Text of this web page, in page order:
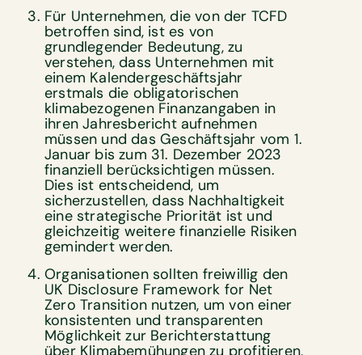
Für Unternehmen, die von der TCFD
betroffen sind, ist es von
grundlegender Bedeutung, zu
verstehen, dass Unternehmen mit
einem Kalendergeschäftsjahr
erstmals die obligatorischen
klimabezogenen Finanzangaben in
ihren Jahresbericht aufnehmen
müssen und das Geschäftsjahr vom 1.
Januar bis zum 31. Dezember 2023
finanziell berücksichtigen müssen.
Dies ist entscheidend, um
sicherzustellen, dass Nachhaltigkeit
eine strategische Priorität ist und
gleichzeitig weitere finanzielle Risiken
gemindert werden.
Organisationen sollten freiwillig den
UK Disclosure Framework for Net
Zero Transition nutzen, um von einer
konsistenten und transparenten
Möglichkeit zur Berichterstattung